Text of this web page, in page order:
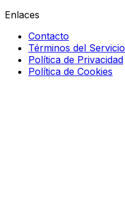
Enlaces
Contacto
Términos del Servicio
Política de Privacidad
Política de Cookies